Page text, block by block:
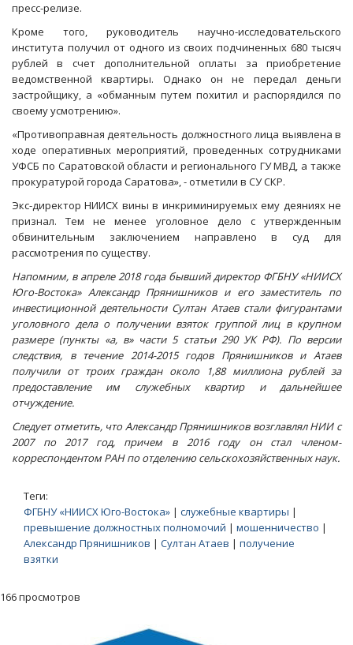
пресс-релизе.
Кроме того, руководитель научно-исследовательского
института получил от одного из своих подчиненных 680 тысяч
рублей в счет дополнительной оплаты за приобретение
ведомственной квартиры. Однако он не передал деньги
застройщику, а «обманным путем похитил и распорядился по
своему усмотрению».
«Противоправная деятельность должностного лица выявлена в
ходе оперативных мероприятий, проведенных сотрудниками
УФСБ по Саратовской области и регионального ГУ МВД, а также
прокуратурой города Саратова», - отметили в СУ СКР.
Экс-директор НИИСХ вины в инкриминируемых ему деяниях не
признал. Тем не менее уголовное дело с утвержденным
обвинительным заключением направлено в суд для
рассмотрения по существу.
Напомним, в апреле 2018 года бывший директор ФГБНУ «НИИСХ
Юго-Востока» Александр Прянишников и его заместитель по
инвестиционной деятельности Султан Атаев стали фигурантами
уголовного дела о получении взяток группой лиц в крупном
размере (пункты «а, в» части 5 статьи 290 УК РФ). По версии
следствия, в течение 2014-2015 годов Прянишников и Атаев
получили от троих граждан около 1,88 миллиона рублей за
предоставление им служебных квартир и дальнейшее
отчуждение.
Следует отметить, что Александр Прянишников возглавлял НИИ с
2007 по 2017 год, причем в 2016 году он стал членом-
корреспондентом РАН по отделению сельскохозяйственных наук.
Теги:
ФГБНУ «НИИСХ Юго-Востока» | служебные квартиры |
превышение должностных полномочий | мошенничество |
Александр Прянишников | Султан Атаев | получение
взятки
166 просмотров